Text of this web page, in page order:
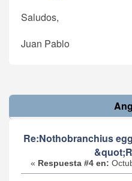
Saludos,
Juan Pablo
Re:Nothobranchius
« Respuesta #4 en: